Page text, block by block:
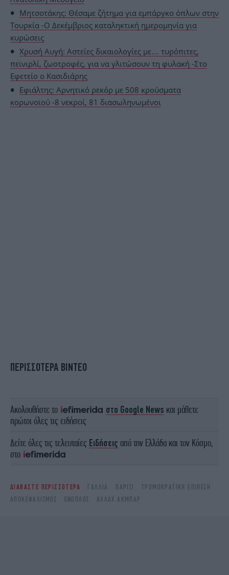
Μητσοτάκης: Θέσαμε ζήτημα για εμπάργκο όπλων στην
Τουρκία -Ο Δεκέμβριος καταληκτική ημερομηνία για
κυρώσεις
Χρυσή Αυγή: Αστείες δικαιολογίες με… τυρόπιτες,
πεϊνιρλί, ζωοτροφές, για να γλιτώσουν τη φυλακή -Στο
Εφετείο ο Κασιδιάρης
Εφιάλτης: Αρνητικό ρεκόρ με 508 κρούσματα
κορωνοϊού -8 νεκροί, 81 διασωληνωμένοι
ΠΕΡΙΣΣΟΤΕΡΑ ΒΙΝΤΕΟ
Ακολουθήστε το στο Google News και μάθετε
πρώτοι όλες τις ειδήσεις
Δείτε όλες τις τελευταίες Ειδήσεις από την Ελλάδα και τον Κόσμο,
στο
ΔΙΑΒΑΣΤΕ ΠΕΡΙΣΣΟΤΕΡΑ ΓΑΛΛΊΑ ΠΑΡΊΣΙ
ΤΡΟΜΟΚΡΑΤΙΚΉ ΕΠΊΘΕΣΗ
ΑΠΟΚΕΦΑΛΙΣΜΌΣ
ΈΝΟΠΛΟΣ ΑΛΛΆΧ ΑΚΜΠΆΡ